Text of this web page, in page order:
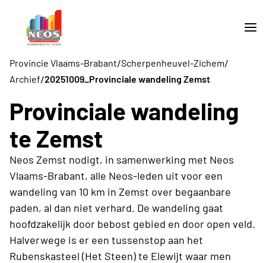
Provincie Vlaams-Brabant/Scherpenheuvel-Zichem/
Archief/20251009_Provinciale wandeling Zemst
Provinciale wandeling
te Zemst
Neos Zemst nodigt, in samenwerking met Neos
Vlaams-Brabant, alle Neos-leden uit voor een
wandeling van 10 km in Zemst over begaanbare
paden, al dan niet verhard. De wandeling gaat
hoofdzakelijk door bebost gebied en door open veld.
Halverwege is er een tussenstop aan het
Rubenskasteel (Het Steen) te Elewijt waar men